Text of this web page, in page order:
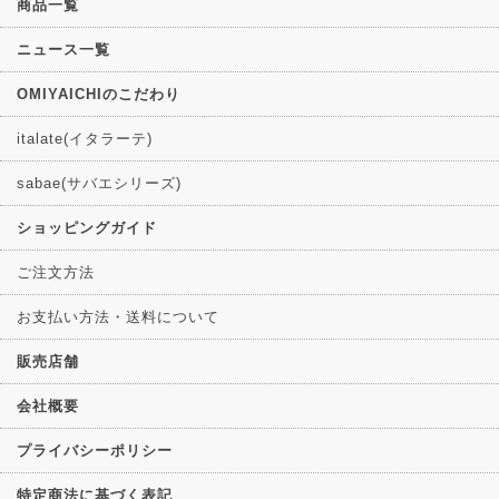
商品一覧
ニュース一覧
OMIYAICHIのこだわり
italate(イタラーテ)
sabae(サバエシリーズ)
ショッピングガイド
ご注文方法
お支払い方法・送料について
販売店舗
会社概要
プライバシーポリシー
特定商法に基づく表記